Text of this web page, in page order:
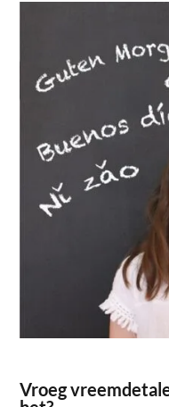
Vroeg